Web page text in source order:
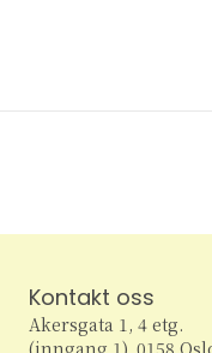
Kontakt oss
Akersgata 1, 4 etg.
(inngang 1), 0158